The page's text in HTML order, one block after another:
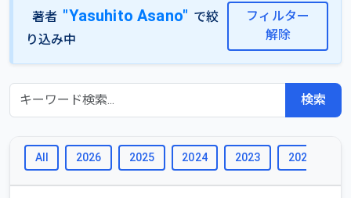
著者 "Yasuhito Asano" で絞
り込み中
フィルター
解除
検索
All 2026 2025 2024 2023 2022